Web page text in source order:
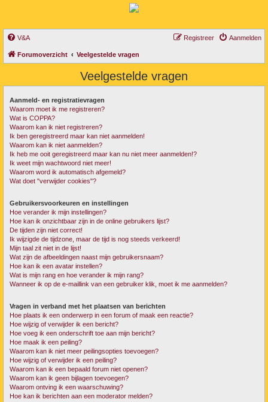
V&A Aanmelden
Registreer
Forumoverzicht Veelgestelde vragen
Veelgestelde vragen
Aanmeld- en registratievragen
Waarom moet ik me registreren?
Wat is COPPA?
Waarom kan ik niet registreren?
Ik ben geregistreerd maar kan niet aanmelden!
Waarom kan ik niet aanmelden?
Ik heb me ooit geregistreerd maar kan nu niet meer aanmelden!?
Ik weet mijn wachtwoord niet meer!
Waarom word ik automatisch afgemeld?
Wat doet "verwijder cookies"?
Gebruikersvoorkeuren en instellingen
Hoe verander ik mijn instellingen?
Hoe kan ik onzichtbaar zijn in de online gebruikers lijst?
De tijden zijn niet correct!
Ik wijzigde de tijdzone, maar de tijd is nog steeds verkeerd!
Mijn taal zit niet in de lijst!
Wat zijn de afbeeldingen naast mijn gebruikersnaam?
Hoe kan ik een avatar instellen?
Wat is mijn rang en hoe verander ik mijn rang?
Wanneer ik op de e-maillink van een gebruiker klik, moet ik me aanmelden?
Vragen in verband met het plaatsen van berichten
Hoe plaats ik een onderwerp in een forum of maak een reactie?
Hoe wijzig of verwijder ik een bericht?
Hoe voeg ik een onderschrift toe aan mijn bericht?
Hoe maak ik een peiling?
Waarom kan ik niet meer peilingsopties toevoegen?
Hoe wijzig of verwijder ik een peiling?
Waarom kan ik een bepaald forum niet openen?
Waarom kan ik geen bijlagen toevoegen?
Waarom ontving ik een waarschuwing?
Hoe kan ik berichten aan een moderator melden?